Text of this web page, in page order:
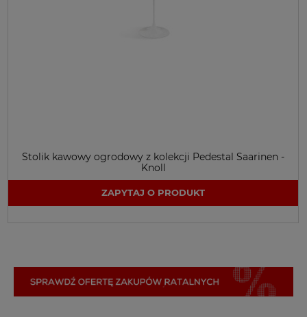
Stolik kawowy ogrodowy z kolekcji Pedestal Saarinen -
Knoll
ZAPYTAJ O PRODUKT